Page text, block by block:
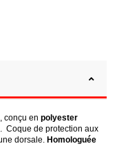
, conçu en polyester
Coque de protection aux
dorsale. Homologuée